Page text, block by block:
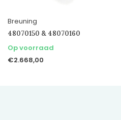
Breuning
48070150 & 48070160
Op voorraad
€2.668,00